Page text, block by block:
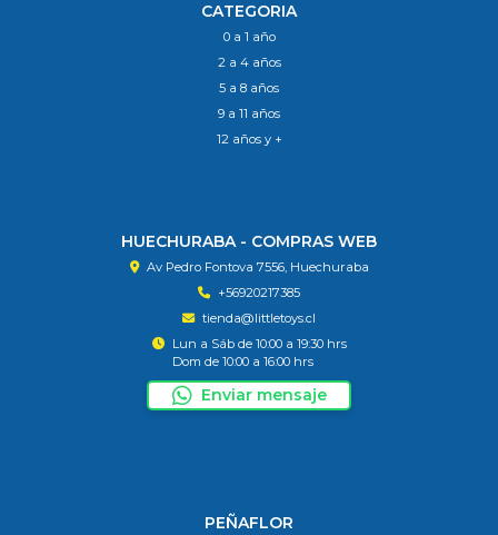
CATEGORIA
0 a 1 año
2 a 4 años
5 a 8 años
9 a 11 años
12 años y +
HUECHURABA - COMPRAS WEB
Av Pedro Fontova 7556, Huechuraba
+56920217385
tienda@littletoys.cl
Lun a Sáb de 10:00 a 19:30 hrs
Dom de 10:00 a 16:00 hrs
Enviar mensaje
PEÑAFLOR